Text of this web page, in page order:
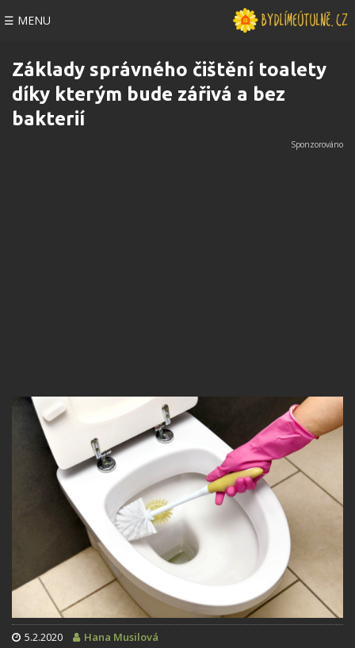
☰ MENU
Základy správného čištění toalety
díky kterým bude zářivá a bez
bakterií
5.2.2020 Hana Musilová